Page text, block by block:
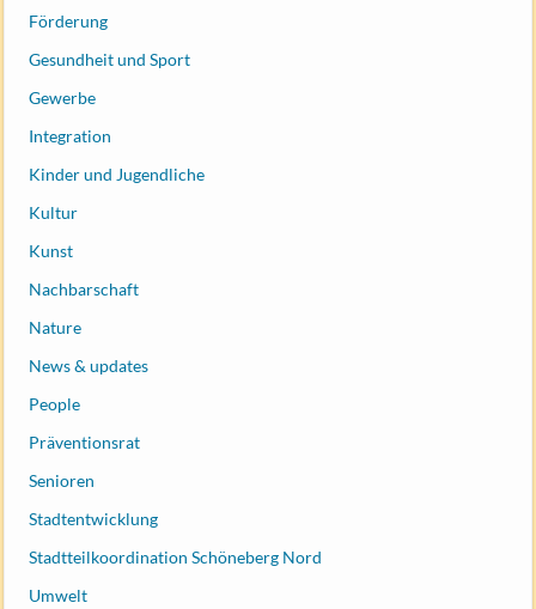
Förderung
Gesundheit und Sport
Gewerbe
Integration
Kinder und Jugendliche
Kultur
Kunst
Nachbarschaft
Nature
News & updates
People
Präventionsrat
Senioren
Stadtentwicklung
Stadtteilkoordination Schöneberg Nord
Umwelt